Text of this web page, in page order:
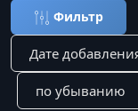
Фильтр
Сортировка по:
Сотировать по: